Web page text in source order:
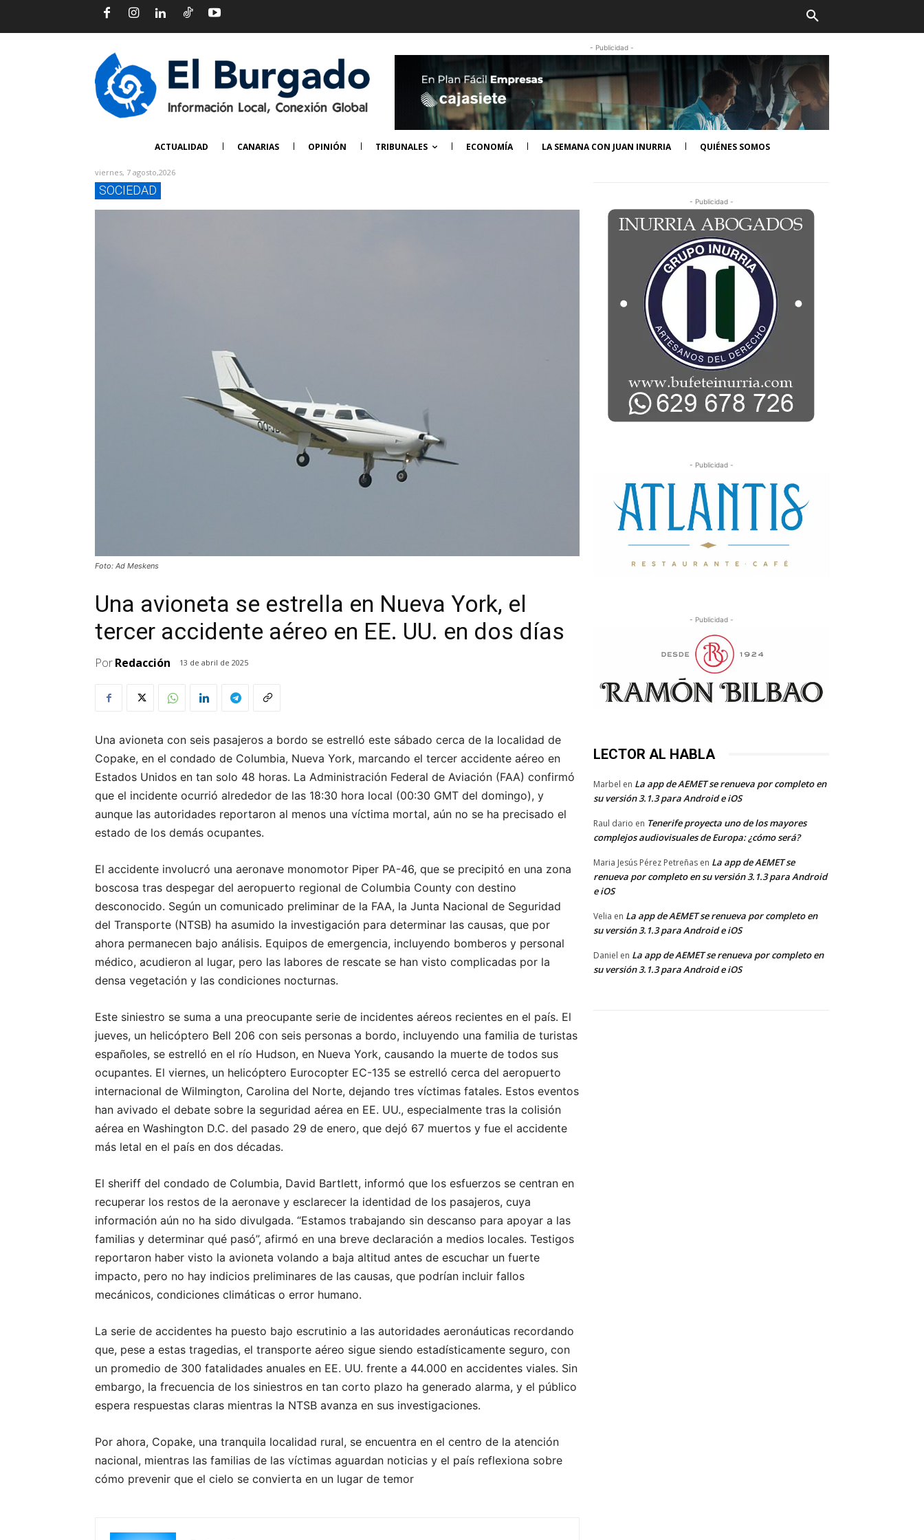
- Publicidad -
ACTUALIDAD CANARIAS OPINIÓN TRIBUNALES ECONOMÍA LA SEMANA CON JUAN INURRIA QUIÉNES SOMOS
viernes, 7 agosto,2026
SOCIEDAD
Foto: Ad Meskens
Una avioneta se estrella en Nueva York, el
tercer accidente aéreo en EE. UU. en dos días
PorRedacción 13 de abril de 2025
Una avioneta con seis pasajeros a bordo se estrelló este sábado cerca de la localidad de
Copake, en el condado de Columbia, Nueva York, marcando el tercer accidente aéreo en
Estados Unidos en tan solo 48 horas. La Administración Federal de Aviación (FAA) confirmó
que el incidente ocurrió alrededor de las 18:30 hora local (00:30 GMT del domingo), y
aunque las autoridades reportaron al menos una víctima mortal, aún no se ha precisado el
estado de los demás ocupantes.
El accidente involucró una aeronave monomotor Piper PA-46, que se precipitó en una zona
boscosa tras despegar del aeropuerto regional de Columbia County con destino
desconocido. Según un comunicado preliminar de la FAA, la Junta Nacional de Seguridad
del Transporte (NTSB) ha asumido la investigación para determinar las causas, que por
ahora permanecen bajo análisis. Equipos de emergencia, incluyendo bomberos y personal
médico, acudieron al lugar, pero las labores de rescate se han visto complicadas por la
densa vegetación y las condiciones nocturnas.
Este siniestro se suma a una preocupante serie de incidentes aéreos recientes en el país. El
jueves, un helicóptero Bell 206 con seis personas a bordo, incluyendo una familia de turistas
españoles, se estrelló en el río Hudson, en Nueva York, causando la muerte de todos sus
ocupantes. El viernes, un helicóptero Eurocopter EC-135 se estrelló cerca del aeropuerto
internacional de Wilmington, Carolina del Norte, dejando tres víctimas fatales. Estos eventos
han avivado el debate sobre la seguridad aérea en EE. UU., especialmente tras la colisión
aérea en Washington D.C. del pasado 29 de enero, que dejó 67 muertos y fue el accidente
más letal en el país en dos décadas.
El sheriff del condado de Columbia, David Bartlett, informó que los esfuerzos se centran en
recuperar los restos de la aeronave y esclarecer la identidad de los pasajeros, cuya
información aún no ha sido divulgada. “Estamos trabajando sin descanso para apoyar a las
familias y determinar qué pasó”, afirmó en una breve declaración a medios locales. Testigos
reportaron haber visto la avioneta volando a baja altitud antes de escuchar un fuerte
impacto, pero no hay indicios preliminares de las causas, que podrían incluir fallos
mecánicos, condiciones climáticas o error humano.
La serie de accidentes ha puesto bajo escrutinio a las autoridades aeronáuticas recordando
que, pese a estas tragedias, el transporte aéreo sigue siendo estadísticamente seguro, con
un promedio de 300 fatalidades anuales en EE. UU. frente a 44.000 en accidentes viales. Sin
embargo, la frecuencia de los siniestros en tan corto plazo ha generado alarma, y el público
espera respuestas claras mientras la NTSB avanza en sus investigaciones.
Por ahora, Copake, una tranquila localidad rural, se encuentra en el centro de la atención
nacional, mientras las familias de las víctimas aguardan noticias y el país reflexiona sobre
cómo prevenir que el cielo se convierta en un lugar de temor
- Publicidad -
- Publicidad -
- Publicidad -
LECTOR AL HABLA
Marbel en La app de AEMET se renueva por completo en
su versión 3.1.3 para Android e iOS
Raul dario en Tenerife proyecta uno de los mayores
complejos audiovisuales de Europa: ¿cómo será?
Maria Jesús Pérez Petreñas en La app de AEMET se
renueva por completo en su versión 3.1.3 para Android
e iOS
Velia en La app de AEMET se renueva por completo en
su versión 3.1.3 para Android e iOS
Daniel en La app de AEMET se renueva por completo en
su versión 3.1.3 para Android e iOS